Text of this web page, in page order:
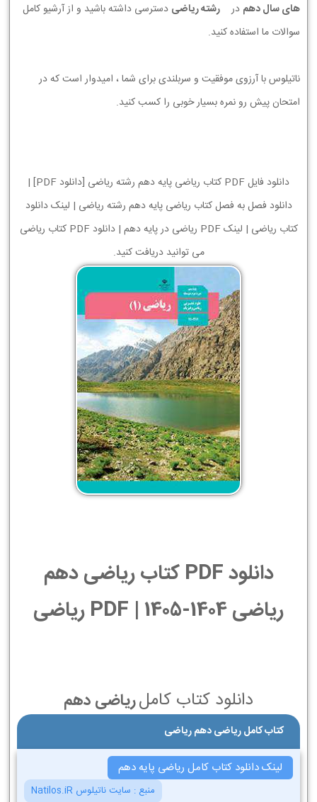
های سال دهم در رشته ریاضی دسترسی داشته باشید و از آرشیو کامل
سوالات ما استفاده کنید.
ناتیلوس با آرزوی موفقیت و سربلندی برای شما ، امیدوار است که در
امتحان پیش رو نمره بسیار خوبی را کسب کنید.
دانلود فایل PDF کتاب ریاضی پایه دهم رشته ریاضی [دانلود PDF] |
دانلود فصل به فصل کتاب ریاضی پایه دهم رشته ریاضی | لینک دانلود
کتاب ریاضی | لینک PDF ریاضی در پایه دهم | دانلود PDF کتاب ریاضی
می توانید دریافت کنید.
دانلود PDF کتاب ریاضی دهم
ریاضی 1404-1405 | PDF ریاضی
دانلود کتاب کاملریاضی دهم
کتاب کامل ریاضی دهم ریاضی
لینک دانلود کتاب کامل ریاضی پایه دهم
منبع : سایت ناتیلوس Natilos.iR